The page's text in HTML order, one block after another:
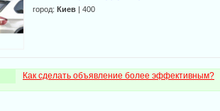
город: Киев | 400
Как сделать объявление более эффективным?